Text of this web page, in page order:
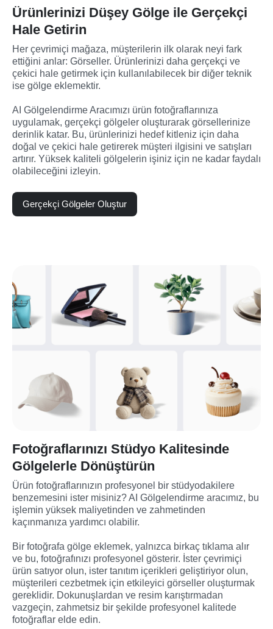
Ürünlerinizi Düşey Gölge ile Gerçekçi
Hale Getirin
Her çevrimiçi mağaza, müşterilerin ilk olarak neyi fark
ettiğini anlar: Görseller. Ürünlerinizi daha gerçekçi ve
çekici hale getirmek için kullanılabilecek bir diğer teknik
ise gölge eklemektir.
AI Gölgelendirme Aracımızı ürün fotoğraflarınıza
uygulamak, gerçekçi gölgeler oluşturarak görsellerinize
derinlik katar. Bu, ürünlerinizi hedef kitleniz için daha
doğal ve çekici hale getirerek müşteri ilgisini ve satışları
artırır. Yüksek kaliteli gölgelerin işiniz için ne kadar faydalı
olabileceğini izleyin.
Gerçekçi Gölgeler Oluştur
Fotoğraflarınızı Stüdyo Kalitesinde
Gölgelerle Dönüştürün
Ürün fotoğraflarınızın profesyonel bir stüdyodakilere
benzemesini ister misiniz? AI Gölgelendirme aracımız, bu
işlemin yüksek maliyetinden ve zahmetinden
kaçınmanıza yardımcı olabilir.
Bir fotoğrafa gölge eklemek, yalnızca birkaç tıklama alır
ve bu, fotoğrafınızı profesyonel gösterir. İster çevrimiçi
ürün satıyor olun, ister tanıtım içerikleri geliştiriyor olun,
müşterileri cezbetmek için etkileyici görseller oluşturmak
gereklidir. Dokunuşlardan ve resim karıştırmadan
vazgeçin, zahmetsiz bir şekilde profesyonel kalitede
fotoğraflar elde edin.